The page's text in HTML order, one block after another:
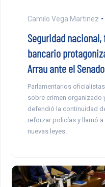
Camilo Vega Martinez
Seguridad
bancario
Arrau ante el Senado
Parlamentarios
sobre crimen organizado
defendió la continuidad
reforzar policías y llamó
nuevas leyes.